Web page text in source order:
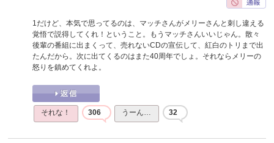
1だけど、本気で思ってるのは、マッチさんがメリーさんと刺し違える
覚悟で説得してくれ！ということ。もうマッチさんいいじゃん。散々
後輩の番組に出まくって、売れないCDの宣伝して、紅白のトリまで出
たんだから。次に出てくるのはまた40周年でしょ。それならメリーの
怒りを鎮めてくれよ。
それな！ 306 うーん… 32